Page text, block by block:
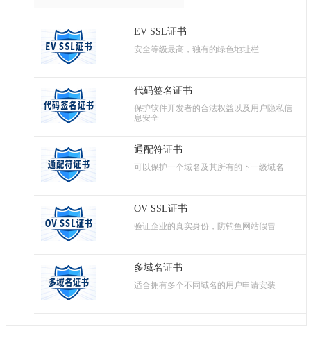
EV SSL证书
安全等级最高，独有的绿色地址栏
代码签名证书
保护软件开发者的合法权益以及用户隐私信
息安全
通配符证书
可以保护一个域名及其所有的下一级域名
OV SSL证书
验证企业的真实身份，防钓鱼网站假冒
多域名证书
适合拥有多个不同域名的用户申请安装